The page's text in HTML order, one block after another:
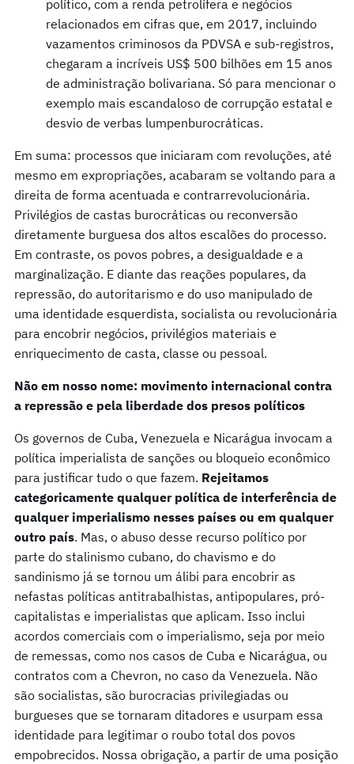
político, com a renda petrolífera e negócios
relacionados em cifras que, em 2017, incluindo
vazamentos criminosos da PDVSA e sub-registros,
chegaram a incríveis US$ 500 bilhões em 15 anos
de administração bolivariana. Só para mencionar o
exemplo mais escandaloso de corrupção estatal e
desvio de verbas lumpenburocráticas.
Em suma: processos que iniciaram com revoluções, até
mesmo em expropriações, acabaram se voltando para a
direita de forma acentuada e contrarrevolucionária.
Privilégios de castas burocráticas ou reconversão
diretamente burguesa dos altos escalões do processo.
Em contraste, os povos pobres, a desigualdade e a
marginalização. E diante das reações populares, da
repressão, do autoritarismo e do uso manipulado de
uma identidade esquerdista, socialista ou revolucionária
para encobrir negócios, privilégios materiais e
enriquecimento de casta, classe ou pessoal.
Não em nosso nome: movimento internacional contra
a repressão e pela liberdade dos presos políticos
Os governos de Cuba, Venezuela e Nicarágua invocam a
política imperialista de sanções ou bloqueio econômico
para justificar tudo o que fazem. Rejeitamos
categoricamente qualquer política de interferência de
qualquer imperialismo nesses países ou em qualquer
outro país. Mas, o abuso desse recurso político por
parte do stalinismo cubano, do chavismo e do
sandinismo já se tornou um álibi para encobrir as
nefastas políticas antitrabalhistas, antipopulares, pró-
capitalistas e imperialistas que aplicam. Isso inclui
acordos comerciais com o imperialismo, seja por meio
de remessas, como nos casos de Cuba e Nicarágua, ou
contratos com a Chevron, no caso da Venezuela. Não
são socialistas, são burocracias privilegiadas ou
burgueses que se tornaram ditadores e usurpam essa
identidade para legitimar o roubo total dos povos
empobrecidos. Nossa obrigação, a partir de uma posição